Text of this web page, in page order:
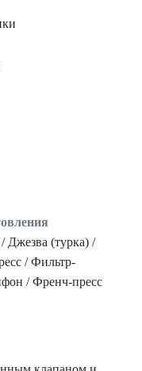
Джезва (турка) /
/ Фильтр-
/ Френч-пресс